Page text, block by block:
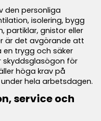
den personliga
isolering, bygg
partiklar, gnistor eller
är det avgörande att
trygg och säker
för
höga krav på
hela arbetsdagen.
service och